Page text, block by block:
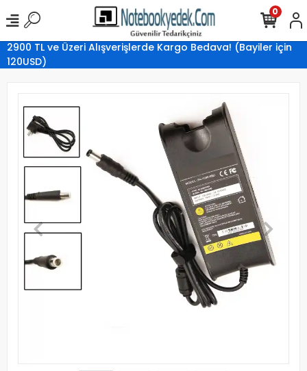
2900 TL ve Üzeri Alışverişlerde Kargo Bedava! (Bayiler için
120USD)
0